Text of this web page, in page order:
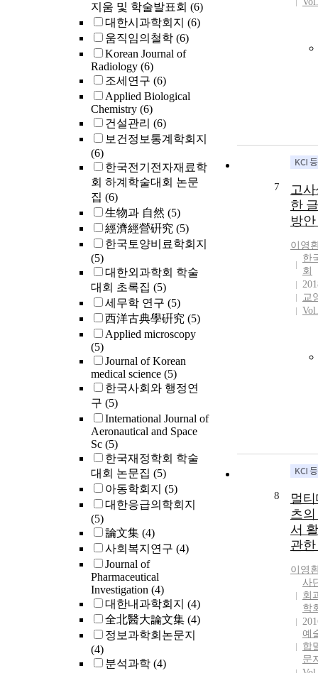
지움 및 학술발표회 (6)
대한시과학회지 (6)
움직임의철학 (6)
Korean Journal of
Radiology (6)
조세연구 (6)
Applied Biological
Chemistry (6)
건설관리 (6)
보건정보통계학회지
(6)
한국전기전자재료학
회 하계학술대회 논문
집 (6)
生物과 自然 (5)
經濟經營硏究 (5)
한국토양비료학회지
(5)
대한외과학회 학술
대회 초록집 (5)
세무학 연구 (5)
西洋古典學硏究 (5)
Applied microscopy
(5)
Journal of Korean
medical science (5)
한국사회와 행정연
구 (5)
International Journal of
Aeronautical and Space
Sc (5)
한국재정학회 학술
대회 논문집 (5)
아동학회지 (5)
대한응급의학회지
(5)
論文集 (4)
사회복지연구 (4)
Journal of
Pharmaceutical
Investigation (4)
대한내과학회지 (4)
全北醫大論文集 (4)
정보과학회논문지
(4)
분석과학 (4)
7
고
한
방
이영
한
회
교
8
멀
츠
서
관
이영
사
회
학
예
합
문